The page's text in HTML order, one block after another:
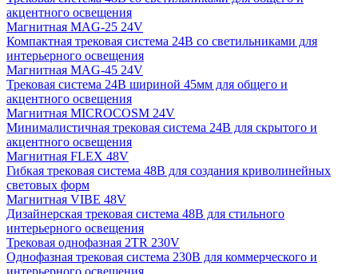
акцентного освещения
Магнитная MAG-25 24V
Компактная трековая система 24В со светильниками для
интерьерного освещения
Магнитная MAG-45 24V
Трековая система 24В шириной 45мм для общего и
акцентного освещения
Магнитная MICROCOSM 24V
Минималистичная трековая система 24В для скрытого и
акцентного освещения
Магнитная FLEX 48V
Гибкая трековая система 48В для создания криволинейных
световых форм
Магнитная VIBE 48V
Дизайнерская трековая система 48В для стильного
интерьерного освещения
Трековая однофазная 2TR 230V
Однофазная трековая система 230В для коммерческого и
интерьерного освещения